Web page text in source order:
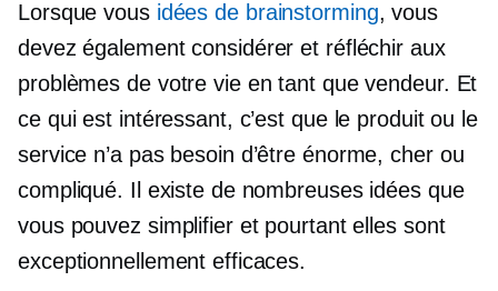
Lorsque vous idées de brainstorming, vous
devez également considérer et réfléchir aux
problèmes de votre vie en tant que vendeur. Et
ce qui est intéressant, c’est que le produit ou le
service n’a pas besoin d’être énorme, cher ou
compliqué. Il existe de nombreuses idées que
vous pouvez simplifier et pourtant elles sont
exceptionnellement efficaces.